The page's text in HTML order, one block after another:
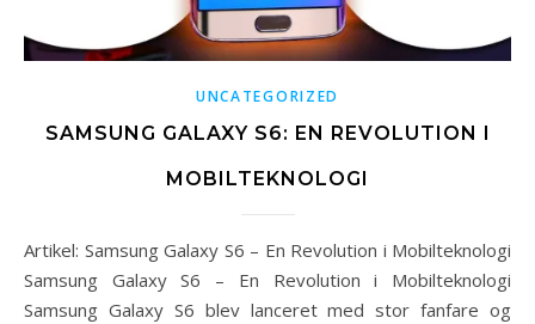
UNCATEGORIZED
SAMSUNG GALAXY S6: EN REVOLUTION I
MOBILTEKNOLOGI
Artikel: Samsung Galaxy S6 – En Revolution i Mobilteknologi
Samsung Galaxy S6 – En Revolution i Mobilteknologi
Samsung Galaxy S6 blev lanceret med stor fanfare og